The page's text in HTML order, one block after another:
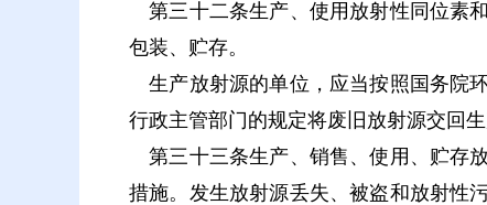
第三十二条生产、使用放射性同位素
包装、贮存。
生产放射源的单位，应当按照国务院
行政主管部门的规定将废旧放射源交回
第三十三条生产、销售、使用、贮存
措施。发生放射源丢失、被盗和放射性